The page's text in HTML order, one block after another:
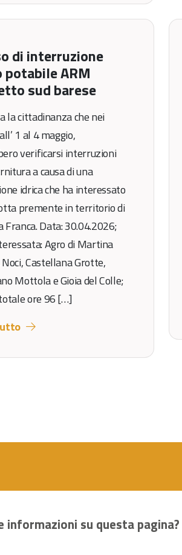
di interruzione
potabile ARM
sud barese
la cittadinanza che nei
1 al 4 maggio,
verificarsi interruzioni
a causa di una
idrica che ha interessato
premente in territorio di
Data: 30.04.2026;
Agro di Martina
Castellana Grotte,
Mottola e Gioia del Colle;
ore 96 […]
informazioni su questa pagina?